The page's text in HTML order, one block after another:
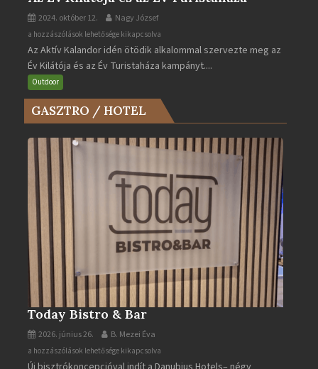
2024. október 12. Nagy József
Az
Év
Kilátója
és
Év
Turistaháza
bejegyzéshez
a hozzászólások lehetősége kikapcsolva
Az Aktív Kalandor idén ötödik alkalommal szervezte meg az
Év Kilátója és az Év Turistaháza kampányt....
Outdoor
GASZTRO / HOTEL
Today Bistro & Bar
2026. június 26. B. Mezei Éva
Today
Bistro
a hozzászólások lehetősége kikapcsolva